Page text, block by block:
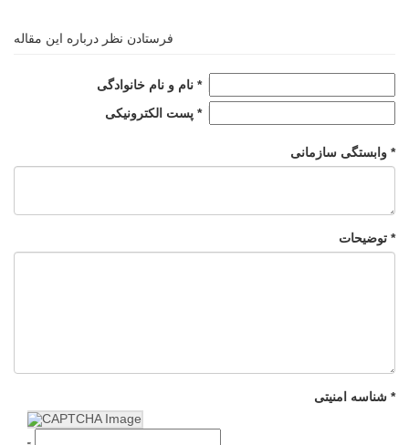
فرستادن نظر درباره این مقاله
نام و نام خانوادگی *
پست الکترونیکی *
وابستگی سازمانی *
توضیحات *
شناسه امنیتی *